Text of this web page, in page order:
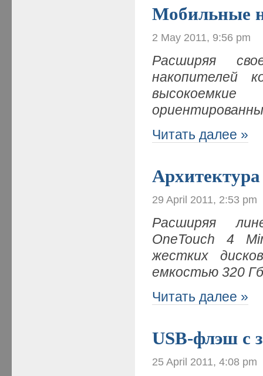
Мобильные
2 May 2011, 9:56 pm
Расширяя
накопителей
Читать далее »
29 April 2011, 2:53 pm
Расширяя
OneTouch
4
жестких
емкостью 320
Читать далее »
USB-флэш с
25 April 2011, 4:08 pm